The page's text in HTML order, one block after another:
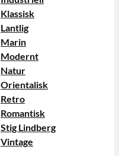
Klassisk
Lantlig
Marin
Modernt
Natur
Orientalisk
Retro
Romantisk
Stig Lindberg
Vintage